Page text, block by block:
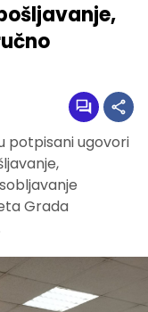
potpisani ugovori
Grada